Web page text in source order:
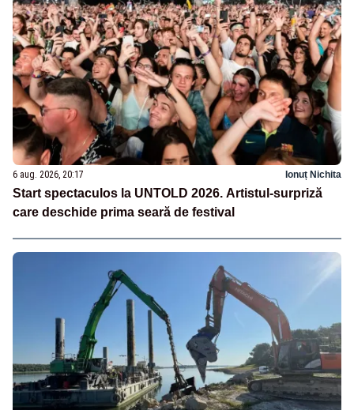
6 aug. 2026, 20:17 Ionuț Nichita
Start spectaculos la UNTOLD 2026. Artistul-surpriză
care deschide prima seară de festival